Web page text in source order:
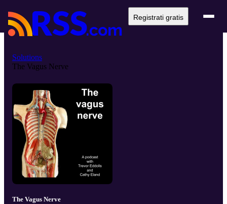
Registrati gratis
Solutions
The Vagus Nerve
The Vagus Nerve